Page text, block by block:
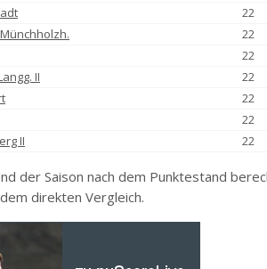
22
22
22
II 22
22
22
II 22
der Saison nach dem Punktestand
direkten Vergleich.